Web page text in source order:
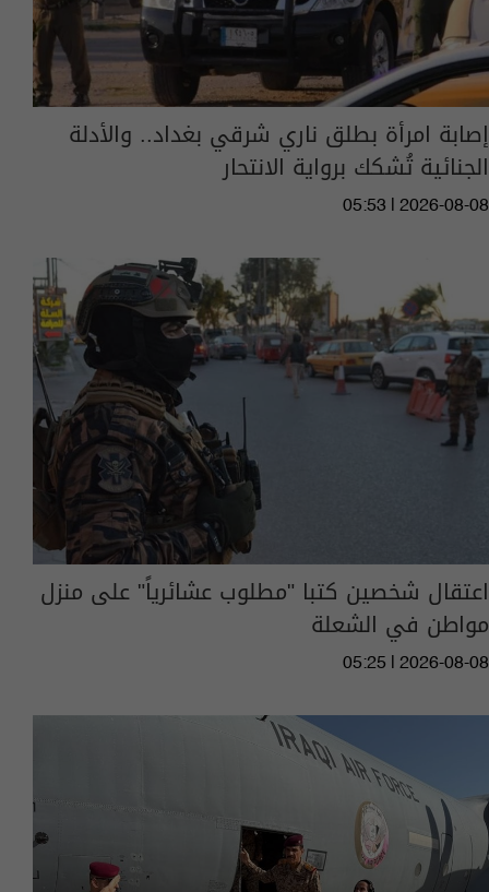
إصابة امرأة بطلق ناري شرقي بغداد.. والأدلة
الجنائية تُشكك برواية الانتحار
05:53 | 2026-08-08
اعتقال شخصين كتبا "مطلوب عشائرياً" على منزل
مواطن في الشعلة
05:25 | 2026-08-08